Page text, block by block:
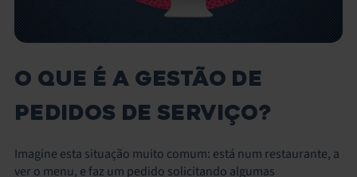
O QUE É A GESTÃO DE
PEDIDOS DE SERVIÇO?
Imagine esta situação muito comum: está num restaurante, a
ver o menu, e faz um pedido solicitando algumas